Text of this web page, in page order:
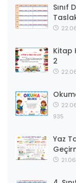
Sınıf
Kitap
2
935
Yaz